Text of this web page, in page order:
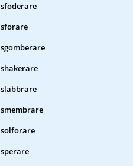
sfoderare
sforare
sgomberare
shakerare
slabbrare
smembrare
solforare
sperare